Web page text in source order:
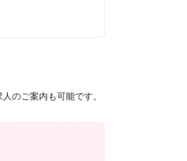
のご案内も可能です。